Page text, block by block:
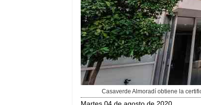
Casaverde Almoradí obtiene la